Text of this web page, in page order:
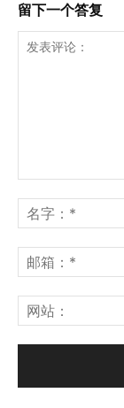
留下一个答复